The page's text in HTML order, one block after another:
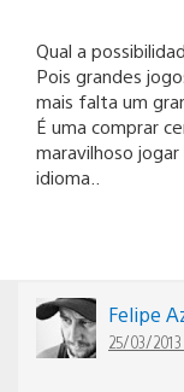
Qual a
Pois grandes
mais falta um
É uma comprar
maravilhoso
idioma..
Felipe
25/03/